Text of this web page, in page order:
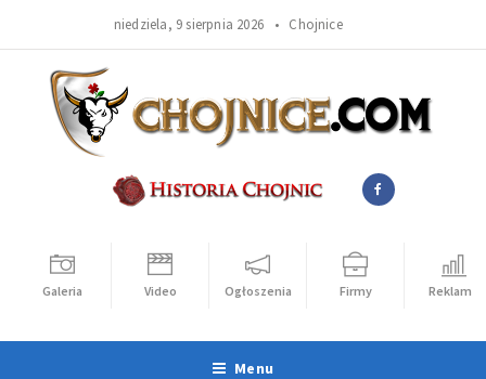
niedziela, 9 sierpnia 2026 • Chojnice
Galeria Video Ogłoszenia Firmy Reklama
Menu